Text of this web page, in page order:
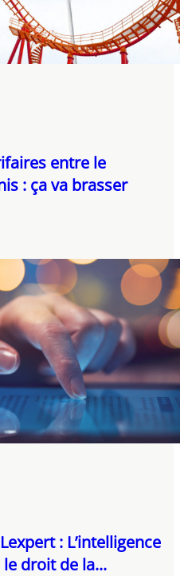
entre le
: ça va brasser
: L’intelligence
droit de la...